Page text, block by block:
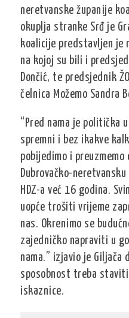
neretvanske županije
okuplja stranke Srđ je
koalicije predstavljen je
na kojoj su bili i
Dončić, te predsjednik
čelnica Možemo Sandra
“Pred nama je politička
spremni i bez ikakve
pobijedimo i preuzmemo
Dubrovačko-
HDZ-a već 16 godina.
uopće trošiti vrijeme
nas. Okrenimo se
zajedničko napraviti u
nama.” izjavio je Giljača
sposobnost treba
iskaznice.